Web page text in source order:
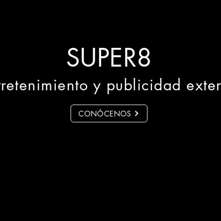
SUPER8
y publicidad
CONÓCENOS